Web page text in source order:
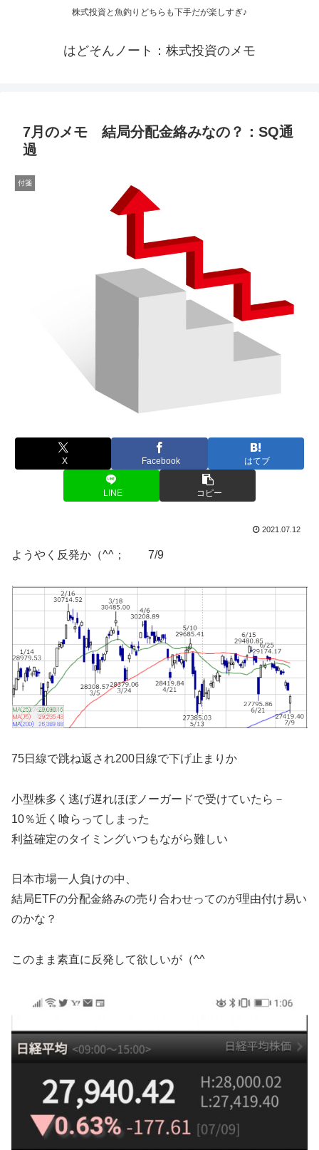
株式投資と魚釣りどちらも下手だが楽しすぎ♪
はどそんノート：株式投資のメモ
7月のメモ 結局分配金絡みなの？：SQ通
過
付箋
X Facebook はてブ
LINE コピー
2021.07.12
ようやく反発か（^^； 7/9
75日線で跳ね返され200日線で下げ止まりか
小型株多く逃げ遅れほぼノーガードで受けていたら－
10％近く喰らってしまった
利益確定のタイミングいつもながら難しい
日本市場一人負けの中、
結局ETFの分配金絡みの売り合わせってのが理由付け易い
のかな？
このまま素直に反発して欲しいが（^^ゞ